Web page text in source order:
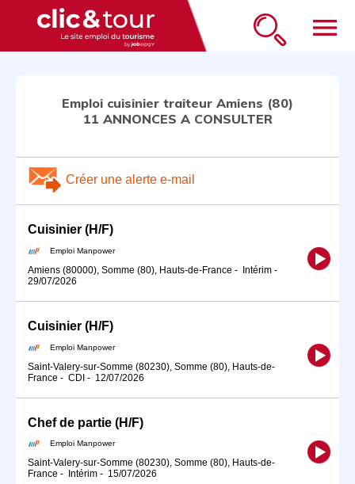
menu
Emploi cuisinier traiteur Amiens (80)
11 ANNONCES A CONSULTER
Créer une alerte e-mail
Cuisinier (H/F)
Emploi Manpower
Amiens (80000), Somme (80), Hauts-de-France - Intérim -
29/07/2026
Cuisinier (H/F)
Emploi Manpower
Saint-Valery-sur-Somme (80230), Somme (80), Hauts-de-
France - CDI - 12/07/2026
Chef de partie (H/F)
Emploi Manpower
Saint-Valery-sur-Somme (80230), Somme (80), Hauts-de-
France - Intérim - 15/07/2026